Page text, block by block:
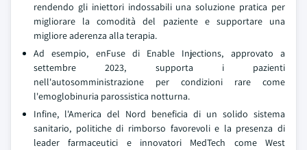
rendendo gli iniettori indossabili una soluzione pratica per
migliorare la comodità del paziente e supportare una
migliore aderenza alla terapia.
Ad esempio, enFuse di Enable Injections, approvato a
settembre 2023, supporta i pazienti
nell'autosomministrazione per condizioni rare come
l'emoglobinuria parossistica notturna.
Infine, l'America del Nord beneficia di un solido sistema
sanitario, politiche di rimborso favorevoli e la presenza di
leader farmaceutici e innovatori MedTech come West